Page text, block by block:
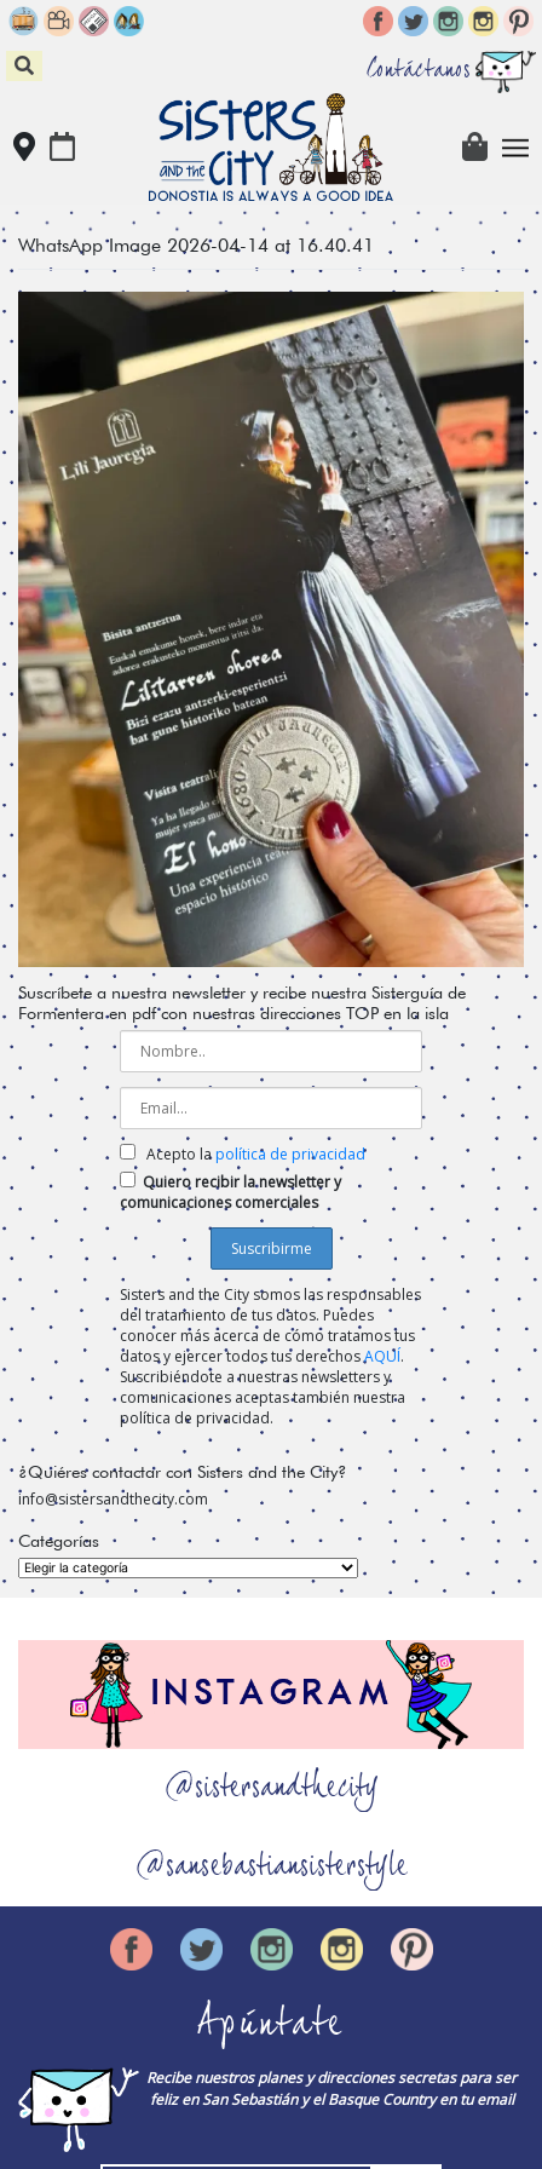
Skip
to
content
Contáctanos
WhatsApp Image 2026-04-14 at 16.40.41
Suscríbete a nuestra newsletter y recibe nuestra Sisterguía de
Formentera en pdf con nuestras direcciones TOP en la isla
Acepto lapolítica de privacidad
Quiero recibir la newsletter y
comunicaciones comerciales
Sisters and the City somos las responsables
del tratamiento de tus datos. Puedes
conocer más acerca de cómo tratamos tus
datos y ejercer todos tus derechosAQUÍ.
Suscribiéndote a nuestras newsletters y
comunicaciones aceptas también nuestra
política de privacidad.
¿Quiéres contactar con Sisters and the City?
info@sistersandthecity.com
Categorías
Categorías
@sistersandthecity
@sansebastiansisterstyle
Apúntate
Recibe nuestros planes y direcciones secretas para ser
feliz en San Sebastián y el Basque Country en tu email